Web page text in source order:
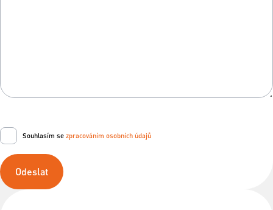
Souhlasím se zpracováním osobních údajů
Odeslat